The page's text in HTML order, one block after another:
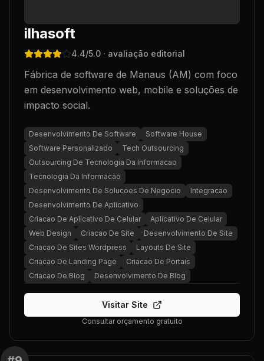
ilhasoft
4.4/5.0 · avaliação editorial
Fábrica de software de Manaus (AM) com foco
em desenvolvimento web, mobile e soluções de
impacto social.
Desenvolvimento De Software
Software House
Software Personalizado
Tech Outsourcing
Outsourcing De Tecnologia Da Informacao
Tecnologia Da Informacao
Desenvolvimento De Solucoes De Negocio
Integracao
Desenvolvimento De Aplicativo
Criacao De Aplicativo De Celular
Aplicativo De Celular
Web Design
Criacao De Site
Desenvolvimento De Site
Criacao De Sites Wordpress
Layouts De Site
Criacao De Landing Page
Criacao De Portais
Criacao De Blog
Desenvolvimento De Blog
Visitar Site
Consultar orçamento gratuito